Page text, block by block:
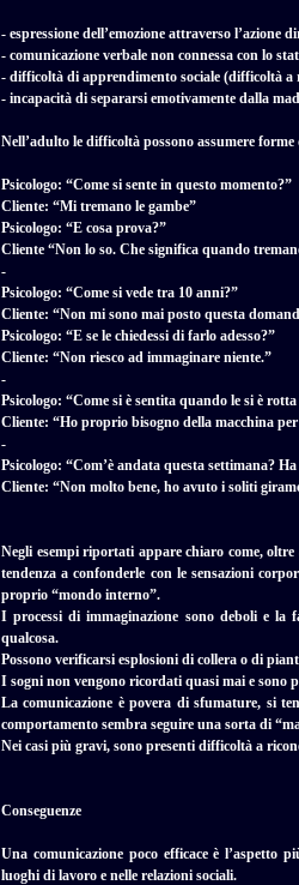
- espressione dell’emozione attraverso l’azione
- comunicazione verbale non connessa con lo
- difficoltà di apprendimento sociale (difficoltà
- incapacità di separarsi emotivamente dalla
Nell’adulto le difficoltà possono assumere
Psicologo: “Come si sente in questo momento?”
Cliente: “Mi tremano le gambe”
Psicologo: “E cosa prova?”
Cliente “Non lo so. Che significa quando
-
Psicologo: “Come si vede tra 10 anni?”
Cliente: “Non mi sono mai posto questa
Psicologo: “E se le chiedessi di farlo adesso?”
Cliente: “Non riesco ad immaginare niente.”
-
Psicologo: “Come si è sentita quando le si è
Cliente: “Ho proprio bisogno della macchina
-
Psicologo: “Com’è andata questa settimana?
Cliente: “Non molto bene, ho avuto i soliti
Negli esempi riportati appare chiaro come,
tendenza a confonderle con le sensazioni
proprio “mondo interno”.
I processi di immaginazione sono deboli e la
qualcosa.
Possono verificarsi esplosioni di collera o di
I sogni non vengono ricordati quasi mai e sono
La comunicazione è povera di sfumature, si
comportamento sembra seguire una sorta di
Nei casi più gravi, sono presenti difficoltà a
Conseguenze
Una comunicazione poco efficace è l’aspetto
luoghi di lavoro e nelle relazioni sociali.